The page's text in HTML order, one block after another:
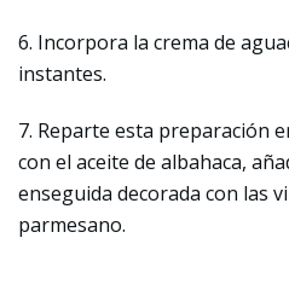
6. Incorpora la crema de
instantes.
7. Reparte esta preparación
con el aceite de albahaca,
enseguida decorada con las
parmesano.